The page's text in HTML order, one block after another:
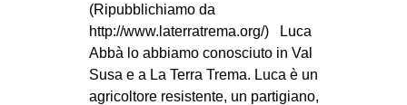
(Ripubblichiamo da
http://www.laterratrema.org/) Luca
Abbà lo abbiamo conosciuto in Val
Susa e a La Terra Trema. Luca è un
agricoltore resistente, un partigiano,